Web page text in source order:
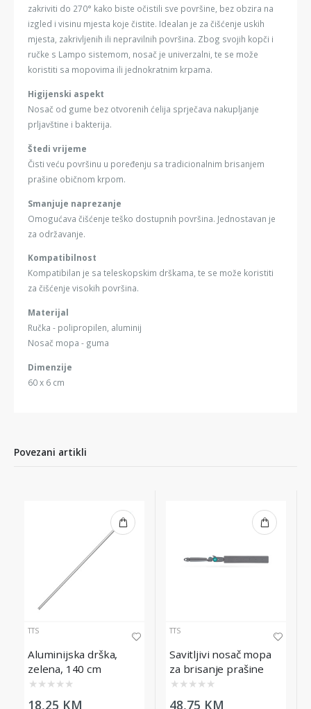
zakriviti do 270° kako biste očistili sve površine, bez obzira na
izgled i visinu mjesta koje čistite. Idealan je za čišćenje uskih
mjesta, zakrivljenih ili nepravilnih površina. Zbog svojih kopči i
ručke s Lampo sistemom, nosač je univerzalni, te se može
koristiti sa mopovima ili jednokratnim krpama.
Higijenski aspekt
Nosač od gume bez otvorenih ćelija sprječava nakupljanje
prljavštine i bakterija.
Štedi vrijeme
Čisti veću površinu u poređenju sa tradicionalnim brisanjem
prašine običnom krpom.
Smanjuje naprezanje
Omogućava čišćenje teško dostupnih površina. Jednostavan je
za održavanje.
Kompatibilnost
Kompatibilan je sa teleskopskim drškama, te se može koristiti
za čišćenje visokih površina.
Materijal
Ručka - polipropilen, aluminij
Nosač mopa - guma
Dimenzije
60 x 6 cm
Povezani artikli
TTS
Aluminijska drška,
zelena, 140 cm
★ ★ ★ ★ ★
18,25 KM
TTS
Savitljivi nosač mopa
za brisanje prašine
Bendy TTS, 40cm
★ ★ ★ ★ ★
48,75 KM